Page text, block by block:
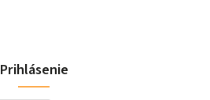
Prihlásenie